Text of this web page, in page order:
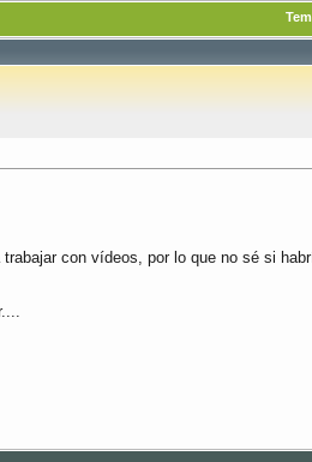
con vídeos, por lo que no sé si